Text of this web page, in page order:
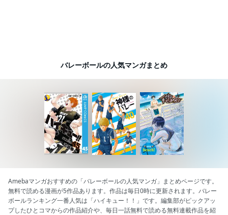
バレーボールの人気マンガまとめ
Amebaマンガおすすめの「バレーボールの人気マンガ」まとめページです。
無料で読める漫画が5作品あります。作品は毎日0時に更新されます。バレー
ボールランキング一番人気は「ハイキュー！！」です。編集部がピックアッ
プしたひとコマからの作品紹介や、毎日一話無料で読める無料連載作品を紹